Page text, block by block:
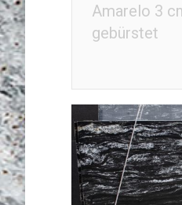
Amarelo 3
gebürstet